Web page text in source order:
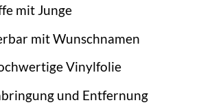
mit Junge
mit Wunschnamen
Vinylfolie
und Entfernung